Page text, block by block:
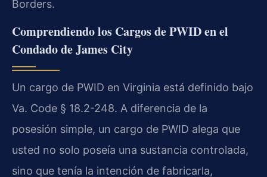
Borders.
Comprendiendo los Cargos de PWID en el
Condado de James City
Un cargo de PWID en Virginia está definido bajo
Va. Code § 18.2-248. A diferencia de la
posesión simple, un cargo de PWID alega que
usted no solo poseía una sustancia controlada,
sino que tenía la intención de fabricarla,